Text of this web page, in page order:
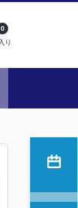
り
0